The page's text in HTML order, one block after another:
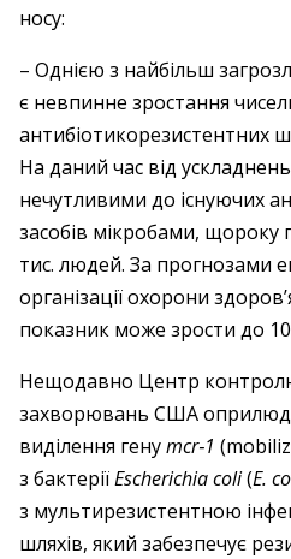
носу:
– Однією з найбільш
є невпинне зростання
антибіотикорезистентних
На даний час від
нечутливими до існуючих
засобів мікробами, щороку
тис. людей. За прогнозами
організації охорони
показник може зрости до
Нещодавно Центр
захворювань США
виділення генуmcr‑1
з бактеріїEscherichia coli(E.
з мультирезистентною
шляхів, який забезпечує